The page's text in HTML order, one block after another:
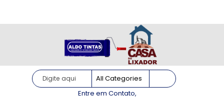
Entre em Contato,